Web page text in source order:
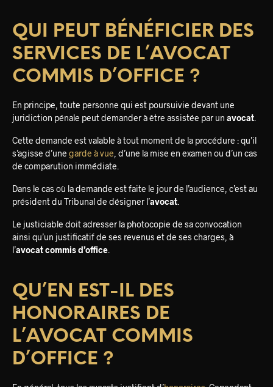
QUI PEUT BÉNÉFICIER DES
SERVICES DE L’AVOCAT
COMMIS D’OFFICE ?
En principe, toute personne qui est poursuivie devant une
juridiction pénale peut demander à être assistée par un avocat
Cette demande est valable à tout moment de la procédure : qu’il
s’agisse d’une garde à vue , d’une la mise en examen ou d’un cas
de comparution immédiate.
Dans le cas où la demande est faite le jour de l’audience, c’est au
président du Tribunal de désigner l’avocat
Le justiciable doit adresser la photocopie de sa convocation
ainsi qu’un justificatif de ses revenus et de ses charges, à
l’avocat commis d’office
QU’EN EST-IL DES
HONORAIRES DE
L’AVOCAT COMMIS
D’OFFICE ?